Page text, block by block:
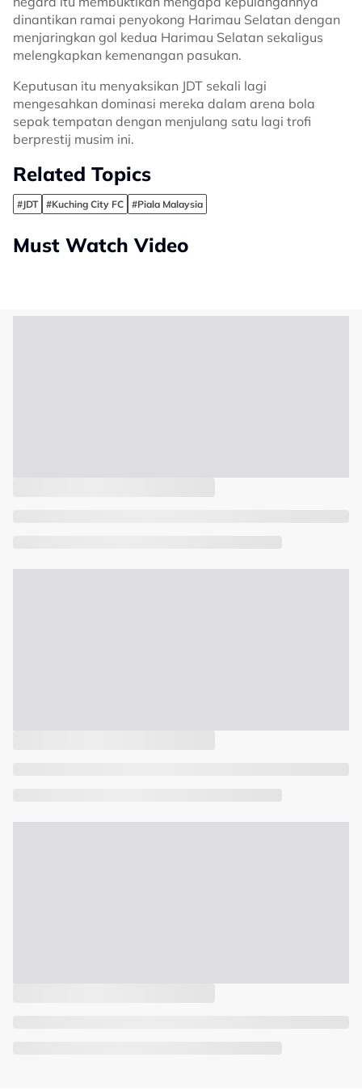
dinantikan ramai penyokong Harimau Selatan dengan
menjaringkan gol kedua Harimau Selatan sekaligus
melengkapkan kemenangan pasukan.
Keputusan itu menyaksikan JDT sekali lagi
mengesahkan dominasi mereka dalam arena bola
sepak tempatan dengan menjulang satu lagi trofi
berprestij musim ini.
Related Topics
#JDT #Kuching City FC #Piala Malaysia
Must Watch Video